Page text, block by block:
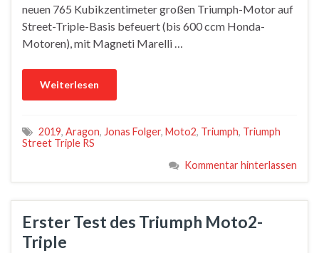
neuen 765 Kubikzentimeter großen Triumph-Motor auf
Street-Triple-Basis befeuert (bis 600 ccm Honda-
Motoren), mit Magneti Marelli …
Weiterlesen
2019, Aragon, Jonas Folger, Moto2, Triumph, Triumph
Street Triple RS
Kommentar hinterlassen
Erster Test des Triumph Moto2-
Triple